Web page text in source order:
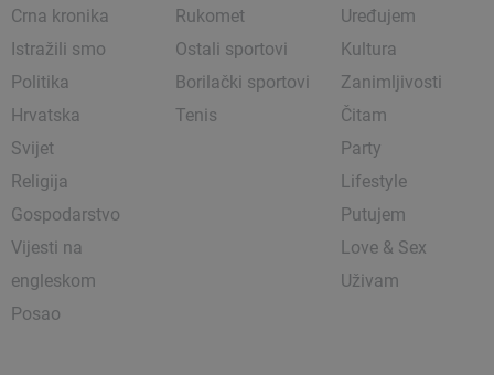
Crna kronika
Istražili smo
Politika
Hrvatska
Svijet
Religija
Gospodarstvo
Vijesti na
engleskom
Posao
Rukomet
Ostali sportovi
Borilački sportovi
Tenis
Uređujem
Kultura
Zanimljivosti
Čitam
Party
Lifestyle
Putujem
Love & Sex
Uživam